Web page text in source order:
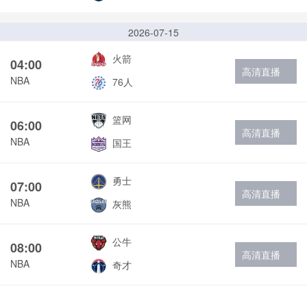
2026-07-15
04:00
NBA
火箭
76人
高清直播
06:00
NBA
篮网
国王
高清直播
07:00
NBA
勇士
灰熊
高清直播
08:00
NBA
公牛
奇才
高清直播